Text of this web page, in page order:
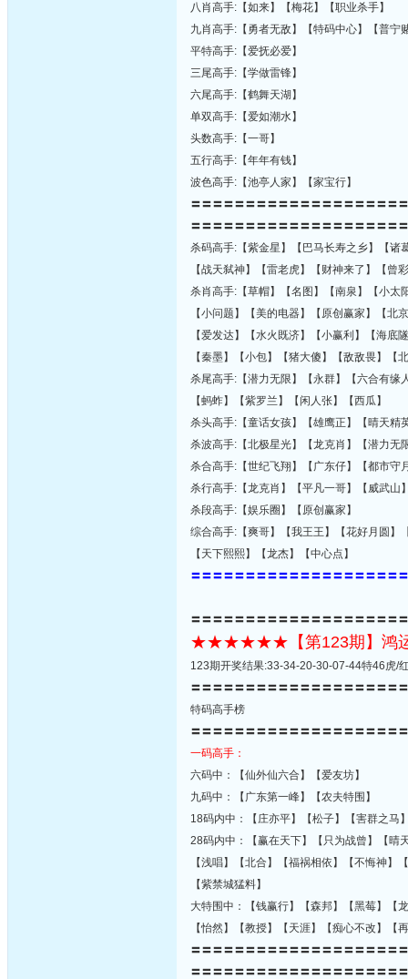
八肖高手:【如来】【梅花】【职业杀手】
九肖高手:【勇者无敌】【特码中心】【普宁
平特高手:【爱抚必爱】
三尾高手:【学做雷锋】
六尾高手:【鹤舞天湖】
单双高手:【爱如潮水】
头数高手:【一哥】
五行高手:【年年有钱】
波色高手:【池亭人家】【家宝行】
〓〓〓〓〓〓〓〓〓〓〓〓〓〓〓〓〓〓〓
〓〓〓〓〓〓〓〓〓〓〓〓〓〓〓〓〓〓〓
杀码高手:【紫金星】【巴马长寿之乡】【诸
【战天弑神】【雷老虎】【财神来了】【曾
杀肖高手:【草帽】【名图】【南泉】【小太
【小问题】【美的电器】【原创赢家】【
【爱发达】【水火既济】【小赢利】【海
【秦墨】【小包】【猪大傻】【敌敌畏】
杀尾高手:【潜力无限】【永群】【六合有缘
【蚂蚱】【紫罗兰】【闲人张】【西瓜】
杀头高手:【童话女孩】【雄鹰正】【晴天精
杀波高手:【北极星光】【龙克肖】【潜力无
杀合高手:【世纪飞翔】【广东仔】【都市守
杀行高手:【龙克肖】【平凡一哥】【威武山
杀段高手:【娱乐圈】【原创赢家】
综合高手:【爽哥】【我王王】【花好月圆】
【天下熙熙】【龙杰】【中心点】
〓〓〓〓〓〓〓〓〓〓〓〓〓〓〓〓〓〓〓
〓〓〓〓〓〓〓〓〓〓〓〓〓〓〓〓〓〓〓
★★★★★★【第123期】鸿
123期开奖结果:33-34-20-30-07-44特46虎/
〓〓〓〓〓〓〓〓〓〓〓〓〓〓〓〓〓〓〓
特码高手榜
〓〓〓〓〓〓〓〓〓〓〓〓〓〓〓〓〓〓〓
一码高手：
六码中：【仙外仙六合】【爱友坊】
九码中：【广东第一峰】【农夫特围】
18码内中：【庄亦平】【松子】【害群之马
28码内中：【赢在天下】【只为战曾】【晴
【浅唱】【北合】【福祸相依】【不悔神
【紫禁城猛料】
大特围中：【钱赢行】【森邦】【黑莓】【
【怡然】【教授】【天涯】【痴心不改】
〓〓〓〓〓〓〓〓〓〓〓〓〓〓〓〓〓〓〓
〓〓〓〓〓〓〓〓〓〓〓〓〓〓〓〓〓〓〓